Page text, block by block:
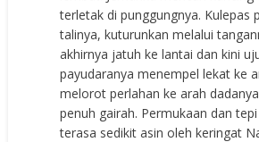
terletak di punggungnya. Kulepas
talinya, kuturunkan melalui
akhirnya jatuh ke lantai dan kini
payudaranya menempel lekat ke
melorot perlahan ke arah
penuh gairah. Permukaan dan
terasa sedikit asin oleh keringat